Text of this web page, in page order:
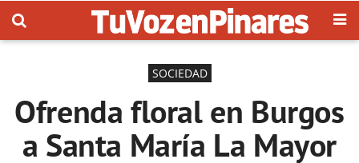
SOCIEDAD
Ofrenda floral en Burgos
a Santa María La Mayor